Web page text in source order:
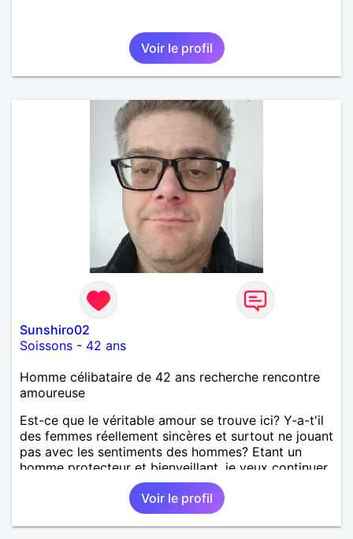
Voir le profil
Sunshiro02
Soissons - 42 ans
Homme célibataire de 42 ans recherche rencontre
amoureuse
Est-ce que le véritable amour se trouve ici? Y-a-t'il
des femmes réellement sincères et surtout ne jouant
pas avec les sentiments des hommes? Etant un
homme protecteur et bienveillant, je veux continuer
d'y croire et pouvoir enfin former la petite famille
que je désir temps. Faux profil, profiteuse et autres
joyeuseté passer votre chemin, vous ne
m'intéressez pas du tout!
Voir le profil